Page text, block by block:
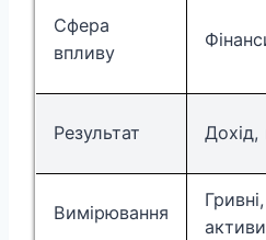
Сфера
впливу
Результат
Вимірювання
Гривні,
активи